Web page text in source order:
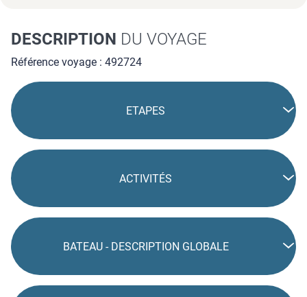
peut vous offrir.
DESCRIPTION DU VOYAGE
Référence voyage : 492724
ETAPES
ACTIVITÉS
BATEAU - DESCRIPTION GLOBALE